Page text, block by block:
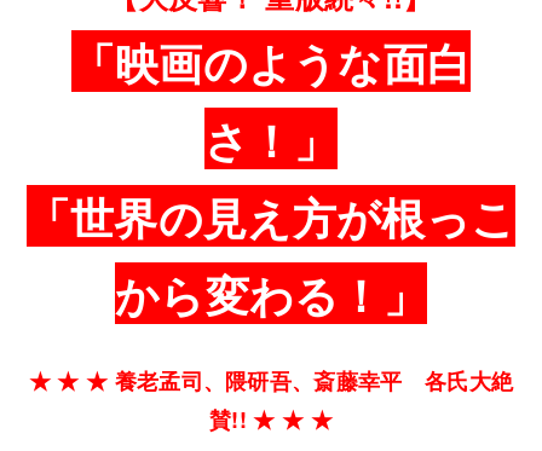
「映画のような面白
さ！」
「世界の見え方が根っこ
から変わる！」
★ ★ ★ 養老孟司、隈研吾、斎藤幸平 各氏大絶
賛!! ★ ★ ★